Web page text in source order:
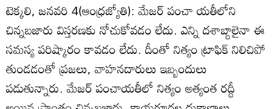
టెక్కలి, జనవరి 4(ఆంధ్రజ్యోతి): మేజర్‌ పంచా యతీలోని
చిన్నబజారు విస్తరణకు నోచుకోవడం లేదు. ఎన్ని దశాబ్దాలైనా ఈ
సమస్య పరిష్కారం కావడం లేదు. దీంతో నిత్యం ట్రాఫిక్‌ నిలిచిపో
తుండడంతో ప్రజలు, వాహనదారులు ఇబ్బందులు
పడుతున్నారు. మేజర్‌ పంచాయతీలో నిత్యం అత్యంత రద్దీ